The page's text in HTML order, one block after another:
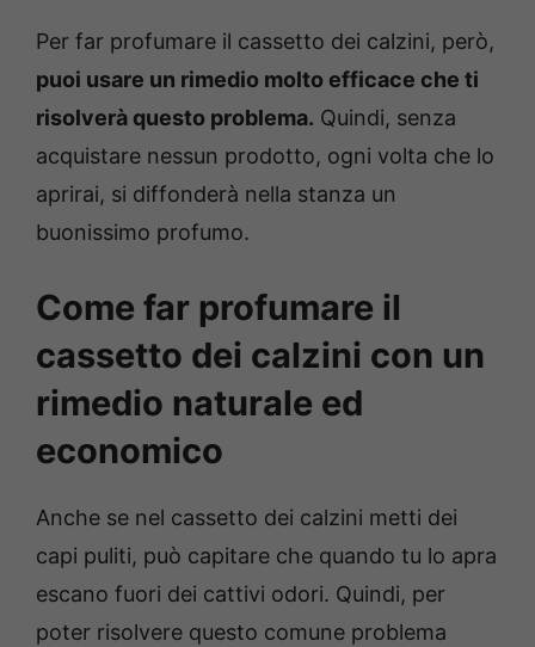
Per far profumare il cassetto dei calzini, però,
puoi usare un rimedio molto efficace che ti
risolverà questo problema. Quindi, senza
acquistare nessun prodotto, ogni volta che lo
aprirai, si diffonderà nella stanza un
buonissimo profumo.
Come far profumare il
cassetto dei calzini con un
rimedio naturale ed
economico
Anche se nel cassetto dei calzini metti dei
capi puliti, può capitare che quando tu lo apra
escano fuori dei cattivi odori. Quindi, per
poter risolvere questo comune problema